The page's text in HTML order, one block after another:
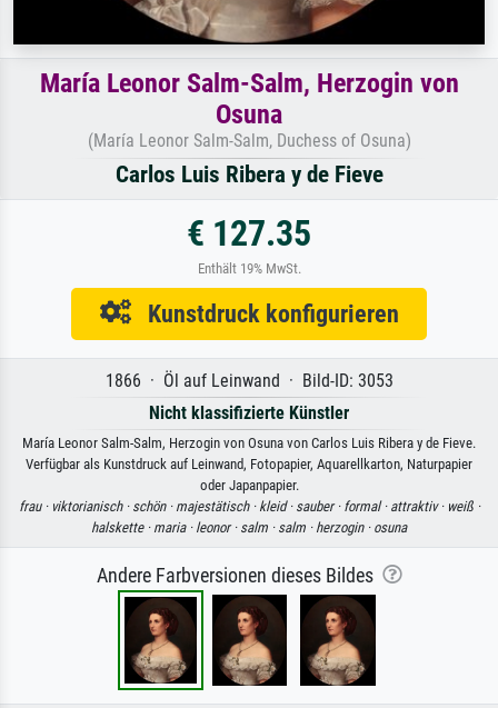
María Leonor Salm-Salm, Herzogin von
Osuna
(María Leonor Salm-Salm, Duchess of Osuna)
Carlos Luis Ribera y de Fieve
€ 127.35
Enthält 19% MwSt.
Kunstdruck konfigurieren
1866 · Öl auf Leinwand · Bild-ID: 3053
Nicht klassifizierte Künstler
María Leonor Salm-Salm, Herzogin von Osuna von Carlos Luis Ribera y de Fieve.
Verfügbar als Kunstdruck auf Leinwand, Fotopapier, Aquarellkarton, Naturpapier
oder Japanpapier.
frau · viktorianisch · schön · majestätisch · kleid · sauber · formal · attraktiv · weiß ·
halskette · maria · leonor · salm · salm · herzogin · osuna
Andere Farbversionen dieses Bildes